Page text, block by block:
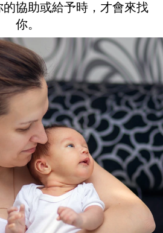
的協助或給予時，才會來找
你。